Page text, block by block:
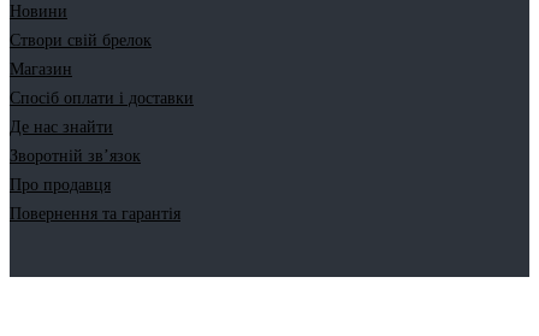
Новини
Створи свій брелок
Магазин
Спосіб оплати і доставки
Де нас знайти
Зворотній зв’язок
Про продавця
Повернення та гарантія